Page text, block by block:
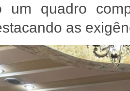
um quadro
as